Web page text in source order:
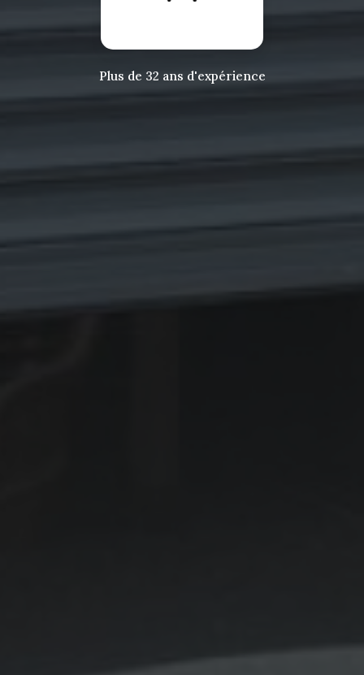
Plus de 32 ans d'expérience